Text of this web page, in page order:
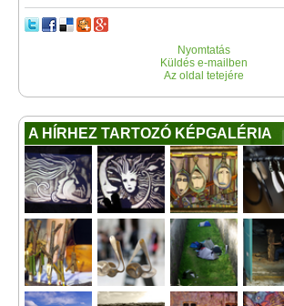
Nyomtatás
Küldés e-mailben
Az oldal tetejére
A HÍRHEZ TARTOZÓ KÉPGALÉRIA